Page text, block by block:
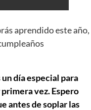
aprendido este año,
día especial para
vez. Espero
antes de soplar las